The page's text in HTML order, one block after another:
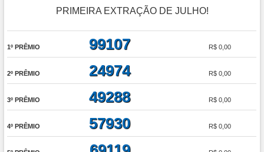
PRIMEIRA EXTRAÇÃO DE JULHO!
1º PRÊMIO 99107 R$ 0,00
2º PRÊMIO 24974 R$ 0,00
3º PRÊMIO 49288 R$ 0,00
4º PRÊMIO 57930 R$ 0,00